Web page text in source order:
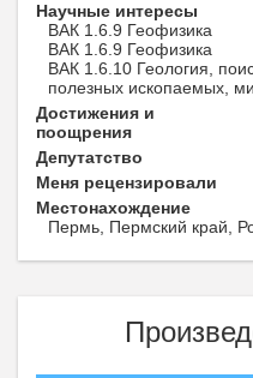
Научные интересы
ВАК 1.6.9 Геофизика
ВАК 1.6.9 Геофизика
ВАК 1.6.10 Геология,
полезных ископаемых,
Достижения и
поощрения
Депутатство
Меня рецензировали
Местонахождение
Пермь, Пермский край,